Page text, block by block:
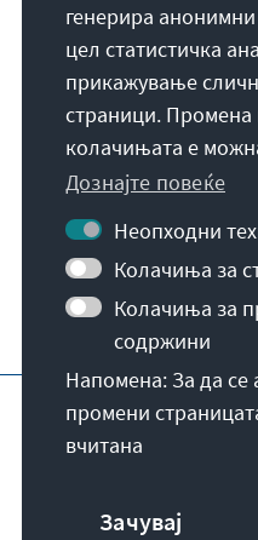
Die Konrad-
national und
Bildung für
Gerechtigkeit
freiheitliche
Festigung des
генерира
цел статистичка
прикажување
страници. Промена
колачињата е
Дознајте повеќе
Неопходни
Колачиња за
Колачиња за
содржини
Напомена: За да се
промени
вчитана
Зачувај